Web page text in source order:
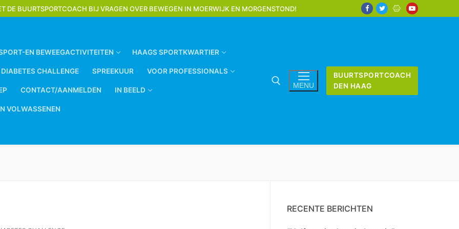
DE BUURTSPORTCOACH BIJ VRAGEN OVER BEWEGEN IN MOERWIJK EN MORGENSTOND!
EN BEWEEGACTIVITEITEN HAAGS SPORTKWARTIER
CHALLENGE SPREEKUUR VOOR PROFESSIONALS
CONTACT/AANMELDEN IN BEELD
VOLWASSENEN
MENU
BUURTSPORTCOACH
DEN HAAG
RECENTE BERICHTEN